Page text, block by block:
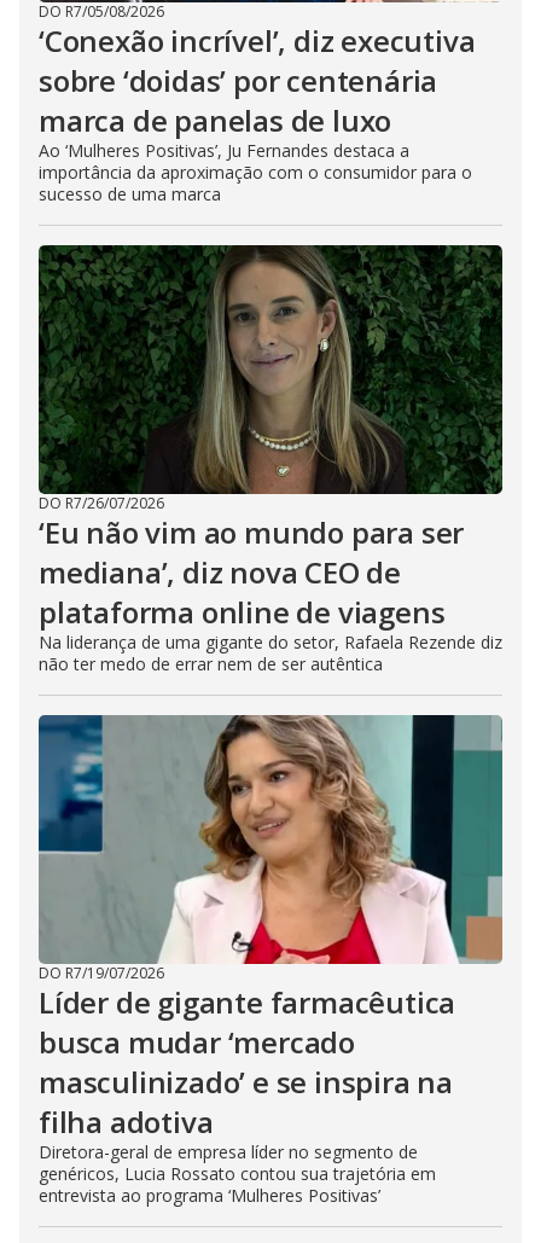
DO R7/05/08/2026
‘Conexão incrível’, diz executiva
sobre ‘doidas’ por centenária
marca de panelas de luxo
Ao ‘Mulheres Positivas’, Ju Fernandes destaca a
importância da aproximação com o consumidor para o
sucesso de uma marca
DO R7/26/07/2026
‘Eu não vim ao mundo para ser
mediana’, diz nova CEO de
plataforma online de viagens
Na liderança de uma gigante do setor, Rafaela Rezende diz
não ter medo de errar nem de ser autêntica
DO R7/19/07/2026
Líder de gigante farmacêutica
busca mudar ‘mercado
masculinizado’ e se inspira na
filha adotiva
Diretora-geral de empresa líder no segmento de
genéricos, Lucia Rossato contou sua trajetória em
entrevista ao programa ‘Mulheres Positivas’